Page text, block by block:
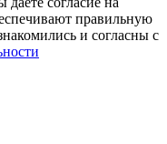
правильную
и согласны с